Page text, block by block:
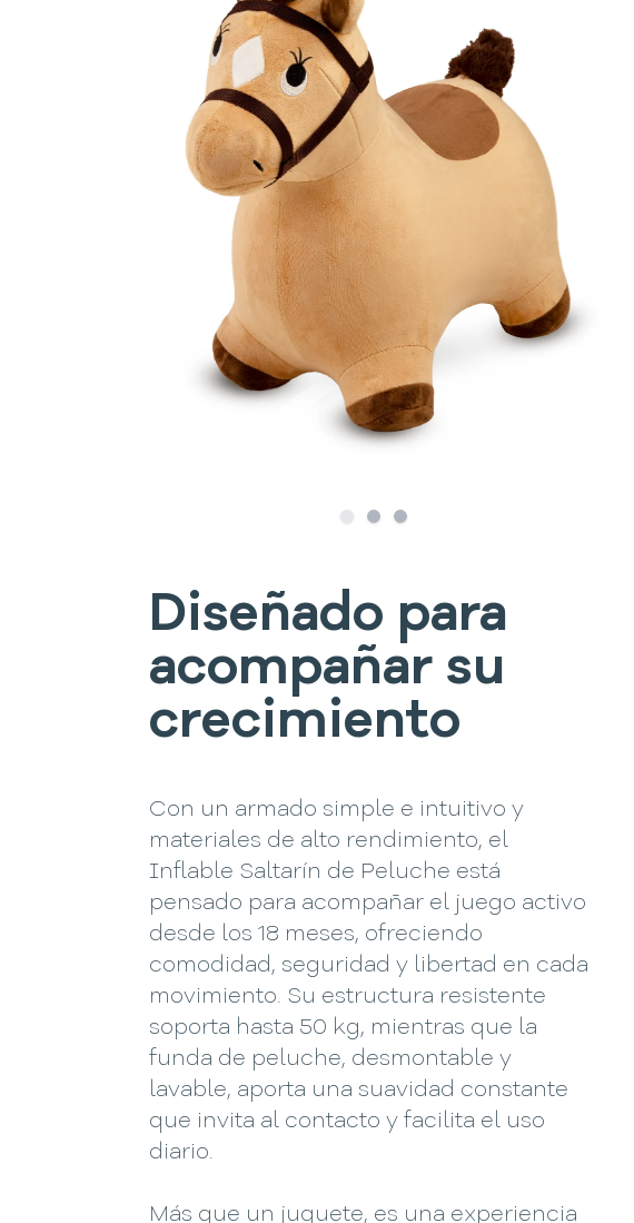
Slide 1
SlideSlide
Diseñado para
acompañar su
crecimiento
Con un armado simple e intuitivo y
materiales de alto rendimiento, el
Inflable Saltarín de Peluche está
pensado para acompañar el juego activo
desde los 18 meses, ofreciendo
comodidad, seguridad y libertad en cada
movimiento. Su estructura resistente
soporta hasta 50 kg, mientras que la
funda de peluche, desmontable y
lavable, aporta una suavidad constante
que invita al contacto y facilita el uso
diario.
Más que un juguete, es una experiencia